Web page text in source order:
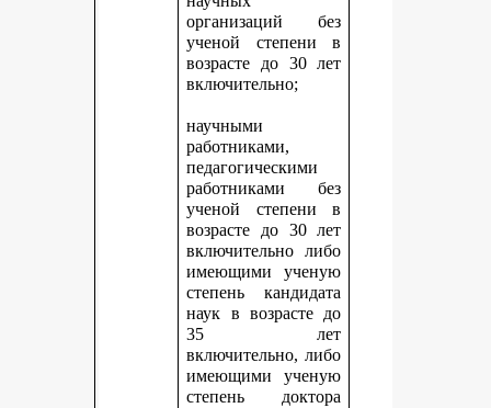
организаций без
ученой степени в
возрасте до 30 лет
включительно;
научными
работниками,
педагогическими
работниками без
ученой степени в
возрасте до 30 лет
включительно либо
имеющими ученую
степень кандидата
наук в возрасте до
35 лет
включительно, либо
имеющими ученую
степень доктора